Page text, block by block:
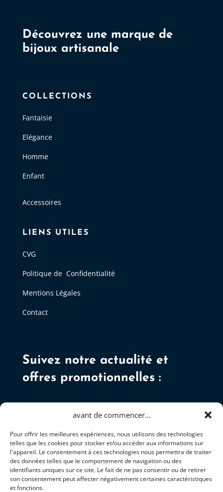
avant de commencer...
Pour offrir les meilleures expériences, nous utilisons des technologies
telles que les cookies pour stocker et/ou accéder aux informations sur
l'appareil. Le consentement à ces technologies nous permettra de traiter
des données telles que le comportement de navigation ou des
identifiants uniques sur ce site. Le fait de ne pas consentir ou de retirer
son consentement peut affecter négativement certaines caractéristiques
et fonctions.
Découvrez une marque de
bijoux artisanale
COLLECTIONS
Fantaisie
Elégance
Homme
Enfant
Accessoires
LIENS UTILES
CVG
Politique de Confidentialité
Mentions Légales
Contact
Suivez notre actualité et
offres promotionnelles :
S'ABONNER